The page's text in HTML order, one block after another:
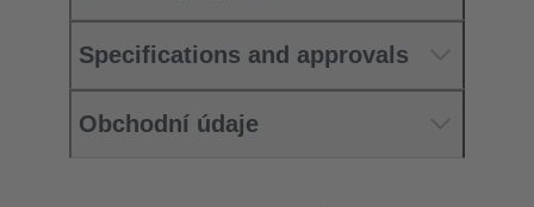
Specifications and approvals
Obchodní údaje